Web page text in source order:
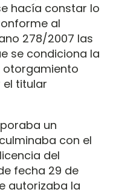
hacía constar lo
al
278/2007 las
se condiciona la
otorgamiento
el titular
un
con el
del
fecha 29 de
autorizaba la